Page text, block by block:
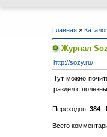
Главная »
Журнал
http://sozy.ru/
Тут можно
раздел с
Переходов: 384 |
Всего